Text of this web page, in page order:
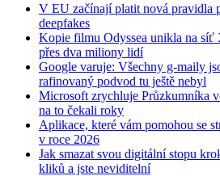
V EU začínají platit nová pravidla
deepfakes
Kopie filmu Odyssea unikla na
přes dva miliony lidí
Google varuje: Všechny g-maily
rafinovaný podvod tu ještě nebyl
Microsoft zrychluje Průzkumníka
na to čekali roky
Aplikace, které vám pomohou se
v roce 2026
Jak smazat svou digitální stopu
kliků a jste neviditelní